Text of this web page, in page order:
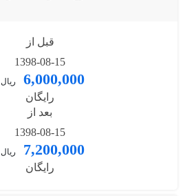
قبل از
1398-08-15
6,000,000 ریال
رایگان
بعد از
1398-08-15
7,200,000 ریال
رایگان